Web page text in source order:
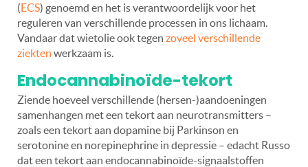
(ECS) genoemd en het is verantwoordelijk voor het
reguleren van verschillende processen in ons lichaam.
Vandaar dat wietolie ook tegen zoveel verschillende
ziekten werkzaam is.
Endocannabinoïde-tekort
Ziende hoeveel verschillende (hersen-)aandoeningen
samenhangen met een tekort aan neurotransmitters –
zoals een tekort aan dopamine bij Parkinson en
serotonine en norepinephrine in depressie – edacht Russo
dat een tekort aan endocannabinoïde-signaalstoffen